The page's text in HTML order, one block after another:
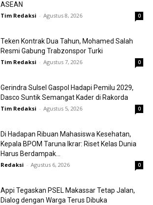
ASEAN
Tim Redaksi - Agustus 8, 2026 0
Teken Kontrak Dua Tahun, Mohamed Salah
Resmi Gabung Trabzonspor Turki
Tim Redaksi - Agustus 7, 2026 0
Gerindra Sulsel Gaspol Hadapi Pemilu 2029,
Dasco Suntik Semangat Kader di Rakorda
Tim Redaksi - Agustus 5, 2026 0
Di Hadapan Ribuan Mahasiswa Kesehatan,
Kepala BPOM Taruna Ikrar: Riset Kelas Dunia
Harus Berdampak...
Redaksi - Agustus 6, 2026 0
Appi Tegaskan PSEL Makassar Tetap Jalan,
Dialog dengan Warga Terus Dibuka